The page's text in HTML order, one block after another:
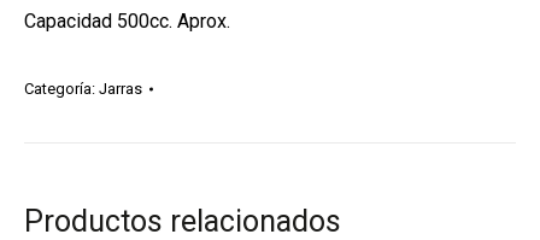
Capacidad 500cc. Aprox.
Categoría: Jarras
Productos relacionados